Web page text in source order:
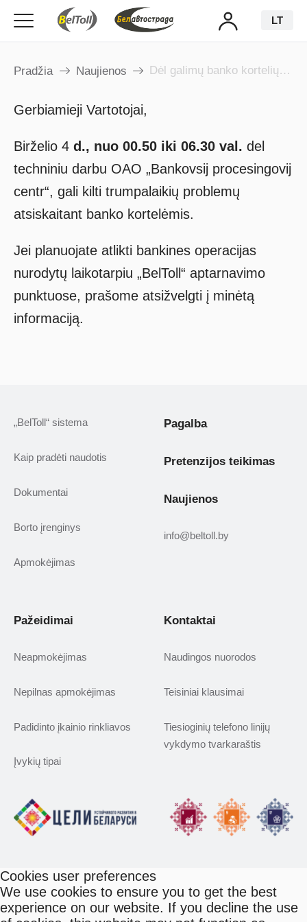
LT
Pradžia Naujienos Dėl galimų banko kortelių apdorojimo trikčių birželio 4 d.
Gerbiamieji Vartotojai,
Birželio4d., nuo 00.50 iki 06.30 val. del
techniniu darbu OAO „Bankovsij procesingovij
centr“, gali kilti trumpalaikių problemų
atsiskaitant banko kortelėmis.
Jei planuojate atlikti bankines operacijas
nurodytų laikotarpiu „BelToll“ aptarnavimo
punktuose, prašome atsižvelgti į minėtą
informaciją.
„BelToll“ sistema
Kaip pradėti naudotis
Dokumentai
Borto įrenginys
Apmokėjimas
Pagalba
Pretenzijos teikimas
Naujienos
info@beltoll.by
Pažeidimai
Neapmokėjimas
Nepilnas apmokėjimas
Padidinto įkainio rinkliavos
Įvykių tipai
Kontaktai
Naudingos nuorodos
Teisiniai klausimai
Tiesioginių telefono linijų
vykdymo tvarkaraštis
Cookies user preferences
We use cookies to ensure you to get the best
experience on our website. If you decline the use